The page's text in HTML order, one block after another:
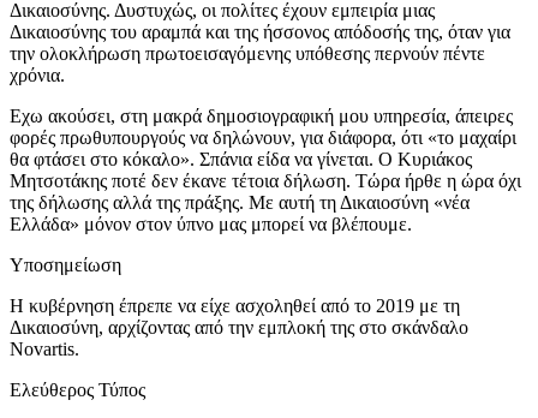
Δικαιοσύνης. Δυστυχώς, οι πολίτες έχουν εμπειρία μιας
Δικαιοσύνης του αραμπά και της ήσσονος απόδοσής της, όταν για
την ολοκλήρωση πρωτοεισαγόμενης υπόθεσης περνούν πέντε
χρόνια.
Εχω ακούσει, στη μακρά δημοσιογραφική μου υπηρεσία, άπειρες
φορές πρωθυπουργούς να δηλώνουν, για διάφορα, ότι «το μαχαίρι
θα φτάσει στο κόκαλο». Σπάνια είδα να γίνεται. Ο Κυριάκος
Μητσοτάκης ποτέ δεν έκανε τέτοια δήλωση. Τώρα ήρθε η ώρα όχι
της δήλωσης αλλά της πράξης. Με αυτή τη Δικαιοσύνη «νέα
Ελλάδα» μόνον στον ύπνο μας μπορεί να βλέπουμε.
Υποσημείωση
Η κυβέρνηση έπρεπε να είχε ασχοληθεί από το 2019 με τη
Δικαιοσύνη, αρχίζοντας από την εμπλοκή της στο σκάνδαλο
Νovartis.
Ελεύθερος Τύπος